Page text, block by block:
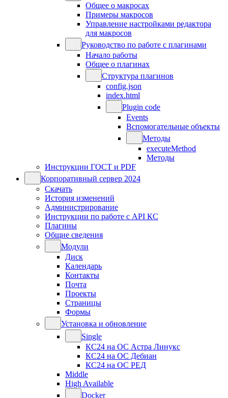
Общее о макросах
Примеры макросов
Управление настройками редактора
для макросов
Руководство по работе с плагинами
Начало работы
Общее о плагинах
Структура плагинов
config.json
index.html
Plugin code
Events
Вспомогательные объекты
Методы
executeMethod
Методы
Инструкции ГОСТ и PDF
Корпоративный сервер 2024
Скачать
История изменений
Администрирование
Инструкции по работе с API КС
Плагины
Общие сведения
Модули
Диск
Календарь
Контакты
Почта
Проекты
Страницы
Формы
Установка и обновление
Single
КС24 на ОС Астра Линукс
КС24 на ОС Дебиан
КС24 на ОС РЕД
Middle
High Available
Docker